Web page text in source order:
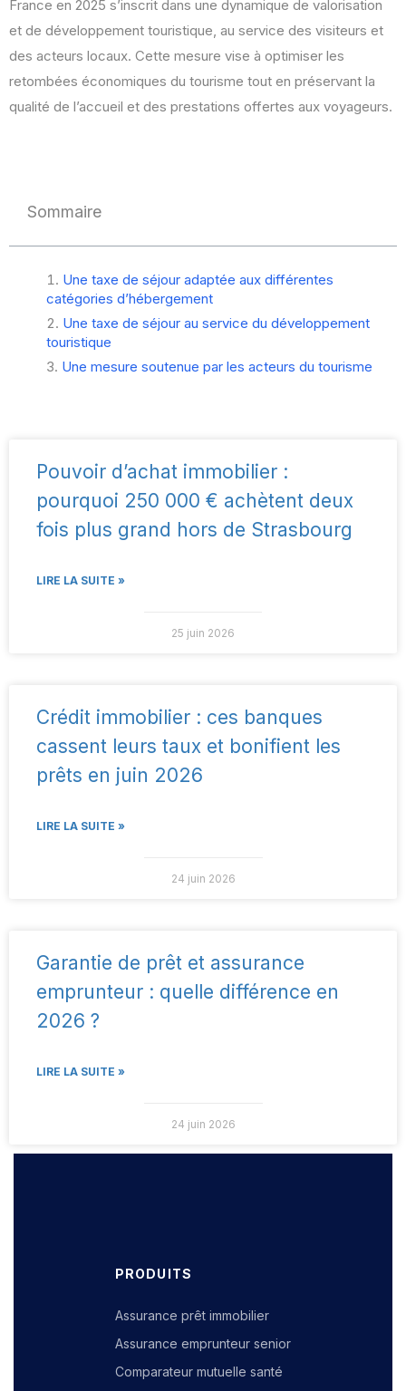
France en 2025 s’inscrit dans une dynamique de valorisation
et de développement touristique, au service des visiteurs et
des acteurs locaux. Cette mesure vise à optimiser les
retombées économiques du tourisme tout en préservant la
qualité de l’accueil et des prestations offertes aux voyageurs.
Sommaire
Une taxe de séjour adaptée aux différentes
catégories d’hébergement
Une taxe de séjour au service du développement
touristique
Une mesure soutenue par les acteurs du tourisme
Pouvoir d’achat immobilier :
pourquoi 250 000 € achètent deux
fois plus grand hors de Strasbourg
LIRE LA SUITE »
25 juin 2026
Crédit immobilier : ces banques
cassent leurs taux et bonifient les
prêts en juin 2026
LIRE LA SUITE »
24 juin 2026
Garantie de prêt et assurance
emprunteur : quelle différence en
2026 ?
LIRE LA SUITE »
24 juin 2026
PRODUITS
Assurance prêt immobilier
Assurance emprunteur senior
Comparateur mutuelle santé